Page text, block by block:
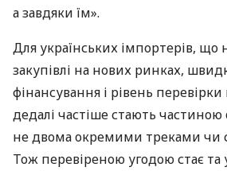
а завдяки їм».
Для українських імпортерів,
закупівлі на нових ринках,
фінансування і рівень перевірки
дедалі частіше стають
не двома окремими треками чи
Тож перевіреною угодою стає та